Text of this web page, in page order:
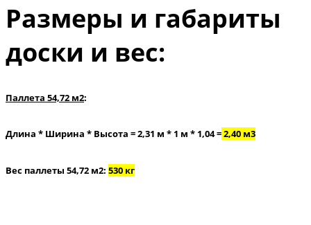
Размеры и габариты
доски и вес:
Паллета 54,72 м2:
Длина * Ширина * Высота = 2,31 м * 1 м * 1,04 =2,40 м3
Вес паллеты 54,72 м2: 530 кг